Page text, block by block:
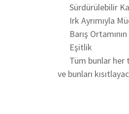
Sürdürülebilir
Irk Ayrımıyla
Barış
Eşitlik
Tüm bunlar her
ve bunları